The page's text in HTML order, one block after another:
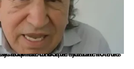
el expresidente Alejandro Toledo será evaluada por la Comisión de Gracias Presidenciales conforme al procedimiento establecido.